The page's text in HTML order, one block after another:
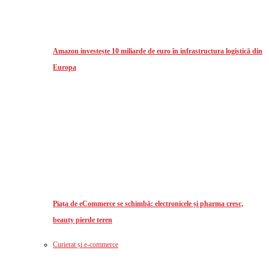
Amazon investește 10 miliarde de euro în infrastructura logistică din
Europa
Piața de eCommerce se schimbă: electronicele și pharma cresc,
beauty pierde teren
Curierat și e-commerce